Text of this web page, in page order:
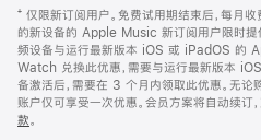
⁺ 仅限新订阅用户。免费试用期结束后，每月
的新设备的 Apple Music 新订阅用户限时提
频设备与运行最新版本 iOS 或 iPadOS 的
Watch 兑换此优惠，需要与运行最新版本
备激活后，需要在 3 个月内领取此优惠。无
账户仅可享受一次优惠。会员方案将自动续订
款。